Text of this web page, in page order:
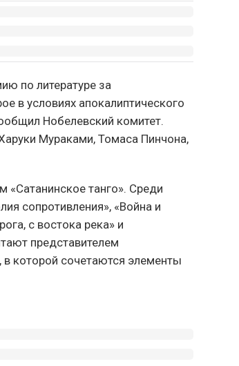
по литературе за
в условиях апокалиптического
Нобелевский комитет.
Мураками, Томаса Пинчона,
«Сатанинское танго». Среди
сопротивления», «Война и
с востока река» и
представителем
в которой сочетаются элементы